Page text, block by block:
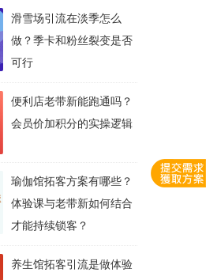
滑雪场引流在淡季怎么
做？季卡和粉丝裂变是否
可行
便利店老带新能跑通吗？
会员价加积分的实操逻辑
瑜伽馆拓客方案有哪些？
体验课与老带新如何结合
才能持续锁客？
养生馆拓客引流是做体验